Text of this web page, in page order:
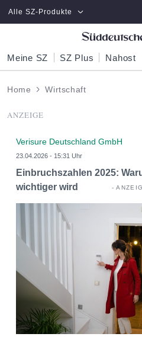
Zum Hauptinhalt springen
Alle SZ-Produkte
Meine SZ SZ Plus Nahost
Home Wirtschaft
ANZEIGE
Verisure Deutschland GmbH
23.04.2026 - 15:31 Uhr
Einbruchszahlen 2025:
wichtiger wird